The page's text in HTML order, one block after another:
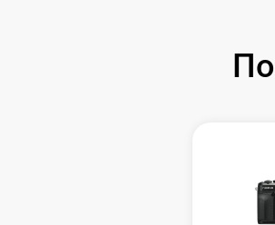
Чистка CCD/CMOS